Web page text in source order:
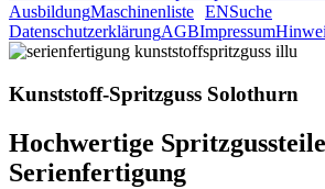
AusbildungMaschinenliste ENSuche
Datenschutz­erklärungAGBImpressum
Kunststoff-Spritzguss Solothurn
Hochwertige
Serienfertigung